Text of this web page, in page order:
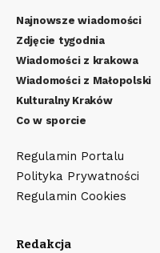
Najnowsze wiadomości
Zdjęcie tygodnia
Wiadomości z krakowa
Wiadomości z Małopolski
Kulturalny Kraków
Co w sporcie
Regulamin Portalu
Polityka Prywatności
Regulamin Cookies
Redakcja